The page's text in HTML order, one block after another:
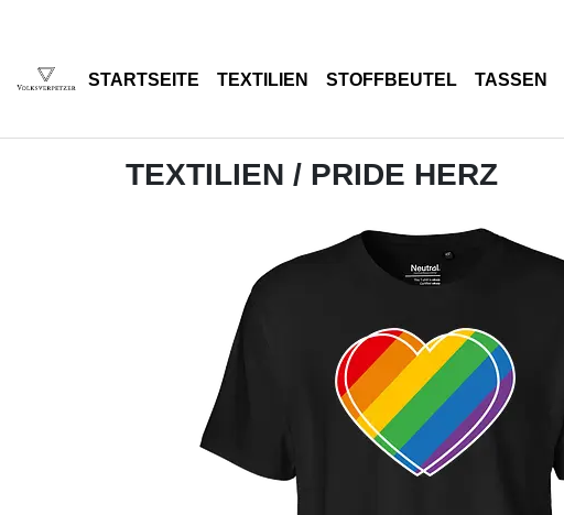
STARTSEITE TEXTILIEN STOFFBEUTEL TASSEN
TEXTILIEN / PRIDE HERZ